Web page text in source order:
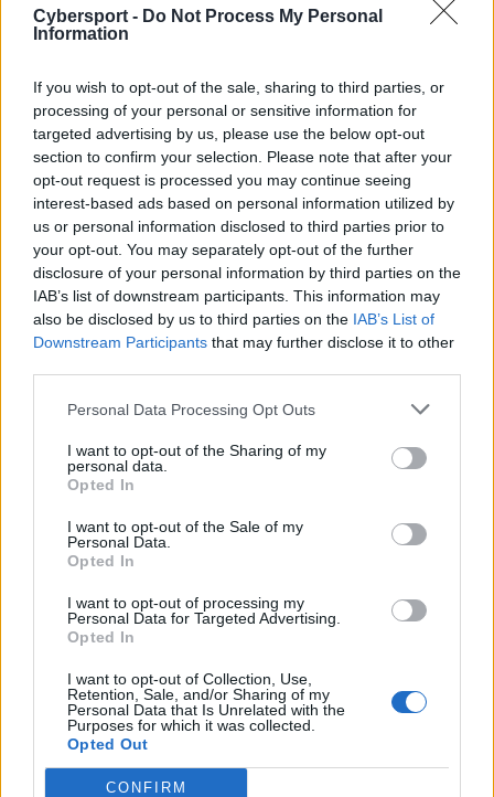
Cybersport - Do Not Process My Personal
Information
If you wish to opt-out of the sale, sharing to third parties, or
processing of your personal or sensitive information for
targeted advertising by us, please use the below opt-out
section to confirm your selection. Please note that after your
opt-out request is processed you may continue seeing
interest-based ads based on personal information utilized by
us or personal information disclosed to third parties prior to
your opt-out. You may separately opt-out of the further
disclosure of your personal information by third parties on the
IAB’s list of downstream participants. This information may
also be disclosed by us to third parties on the IAB’s List of
Downstream Participants that may further disclose it to other
Personal Data Processing Opt Outs
I want to opt-out of the Sharing of my
personal data.
Opted In
I want to opt-out of the Sale of my
Personal Data.
Opted In
I want to opt-out of processing my
Personal Data for Targeted Advertising.
Opted In
I want to opt-out of Collection, Use,
Retention, Sale, and/or Sharing of my
Personal Data that Is Unrelated with the
Purposes for which it was collected.
Opted Out
CONFIRM
„kuben” Gurczyński. Znalazł on miejsce w
rolę trenera i managera dywizji CS:GO. Poprzedni
szkoleniowiec – Nikola „LEGIJA” Ninić – powrócił
natomiast do roli aktywnego gracza.
https://cybersport.pl/264558/kuben-nowym-trenerem-
teamu-envy/
ponczek dołącza do Wisły All in! Games
Patryk „ponczek” Wites w miniony poniedziałek został
pełnoprawnym reprezentantem Białej Gwiazdy. Były
reprezentant AVEZ zastąpił Dominika „fanatyka”
tygodniu też bootcamp, który ma jej pomóc w powrocie
do dobrej formy.
https://cybersport.pl/264065/jest-bootcamp-jest-i-
wisly-all-in/
Wraz z Drugim Aktem w VALORANCIE pojawił się tryb
FFA Deathmatch. W nowych pojedynkach weźmie udział
maksymalnie dziesięciu graczy niemogących korzystać
z umiejętności swoich postaci. Co pięć sekund
odświeżana będzie również minimapa z zaznaczonymi
lokalizacjami oponentów, co ma zapobiec kampieniu w
jednym miejscu.